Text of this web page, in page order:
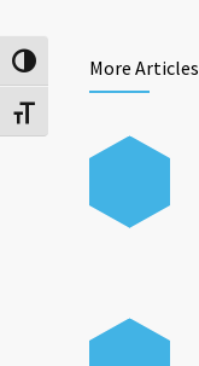
Toggle High Contrast
Toggle Font size
More Articles